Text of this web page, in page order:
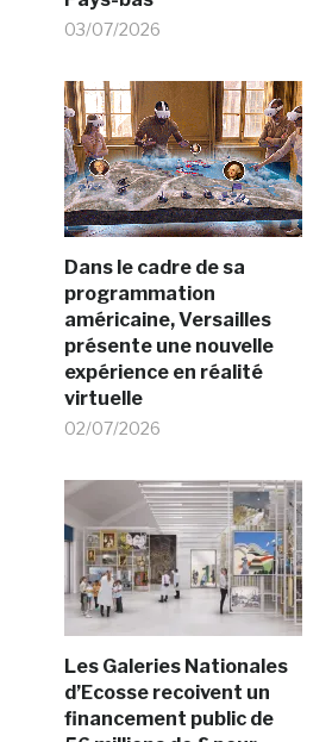
03/07/2026
Dans le cadre de sa
programmation
américaine, Versailles
présente une nouvelle
expérience en réalité
virtuelle
02/07/2026
Les Galeries Nationales
d’Ecosse recoivent un
financement public de